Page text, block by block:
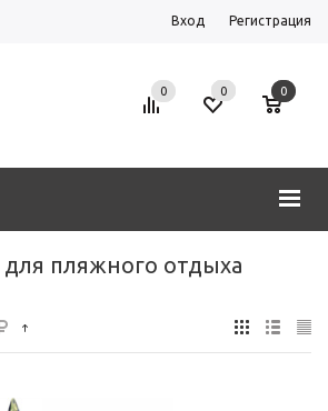
Вход Регистрация
0 0 0
пляжного отдыха